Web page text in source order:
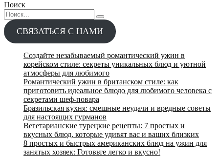
Поиск
Search
for:
СВЯЗАТЬСЯ С НАМИ
Создайте незабываемый романтический ужин в
корейском стиле: секреты уникальных блюд и уютной
атмосферы для любимого
Романтический ужин в британском стиле: как
приготовить идеальное блюдо для любимого человека с
секретами шеф-повара
Бразильская кухня: смешные неудачи и вредные советы
для настоящих гурманов
Вегетарианские турецкие рецепты: 7 простых и
вкусных блюд, которые удивят вас и ваших близких
8 простых и быстрых американских блюд на ужин для
занятых хозяек: Готовьте легко и вкусно!